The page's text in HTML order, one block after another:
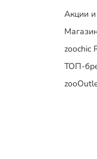
Акции и
zoochic
ТОП-